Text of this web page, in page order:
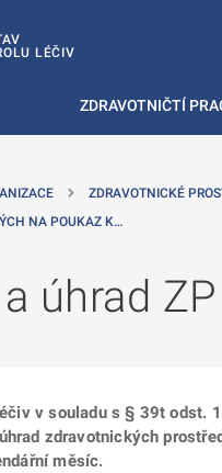
LÉČIV
ZDRAVOTNIČTÍ
ZDRAVOTNICKÉ
NA POUKAZ K…
úhrad
v souladu s § 39t odst.
zdravotnických
měsíc.